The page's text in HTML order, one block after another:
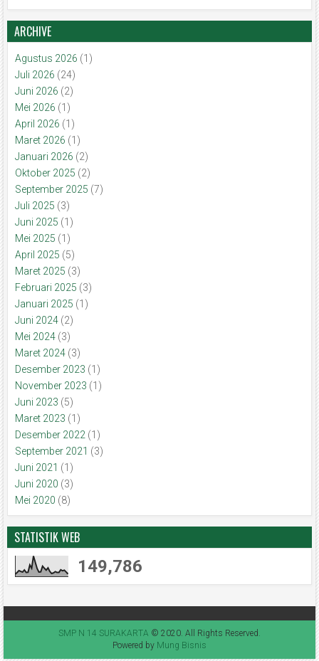
ARCHIVE
Agustus 2026 (1)
Juli 2026 (24)
Juni 2026 (2)
Mei 2026 (1)
April 2026 (1)
Maret 2026 (1)
Januari 2026 (2)
Oktober 2025 (2)
September 2025 (7)
Juli 2025 (3)
Juni 2025 (1)
Mei 2025 (1)
April 2025 (5)
Maret 2025 (3)
Februari 2025 (3)
Januari 2025 (1)
Juni 2024 (2)
Mei 2024 (3)
Maret 2024 (3)
Desember 2023 (1)
November 2023 (1)
Juni 2023 (5)
Maret 2023 (1)
Desember 2022 (1)
September 2021 (3)
Juni 2021 (1)
Juni 2020 (3)
Mei 2020 (8)
STATISTIK WEB
149,786
SMP N 14 SURAKARTA © 2020. All Rights Reserved.
Powered by Mung Bisnis